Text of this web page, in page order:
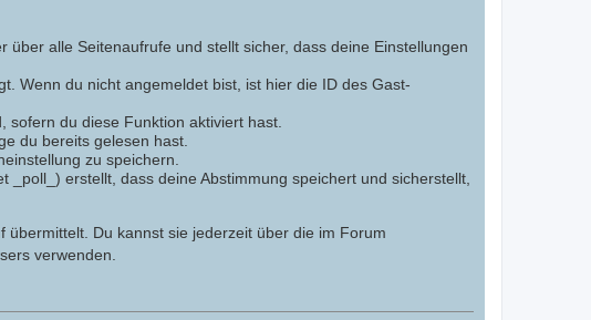
alle Seitenaufrufe und stellt sicher, dass deine Einstellungen
Wenn du nicht angemeldet bist, ist hier die ID des Gast-
du diese Funktion aktiviert hast.
du bereits gelesen hast.
zu speichern.
erstellt, dass deine Abstimmung speichert und sicherstellt,
Du kannst sie jederzeit über die im Forum
verwenden.